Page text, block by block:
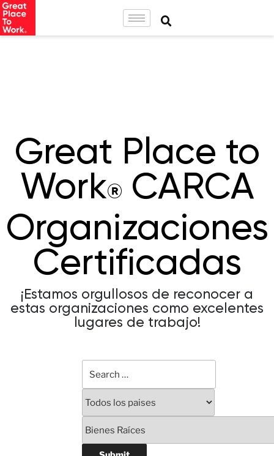
Great Place to
Work® CARCA
Organizaciones
Certificadas
¡Estamos orgullosos de reconocer a
estas organizaciones como excelentes
lugares de trabajo!